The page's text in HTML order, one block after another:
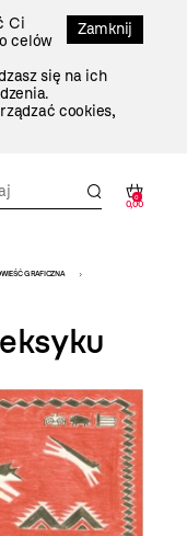
Zamknij
Ci
celów
się na ich
cookies,
0
0,00
GRAFICZNA